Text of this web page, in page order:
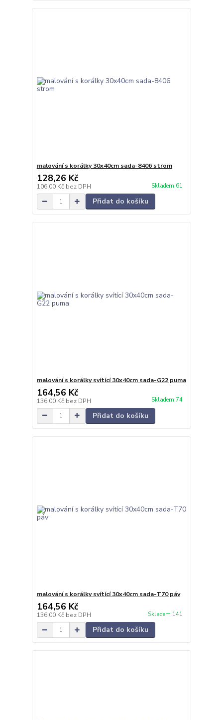
malování s korálky 30x40cm sada-8406 strom
128,26 Kč
106,00 Kč bez DPH Skladem 61
Přidat do košíku
malování s korálky svítící 30x40cm sada-G22 puma
164,56 Kč
136,00 Kč bez DPH Skladem 74
Přidat do košíku
malování s korálky svítící 30x40cm sada-T70 páv
164,56 Kč
136,00 Kč bez DPH Skladem 141
Přidat do košíku